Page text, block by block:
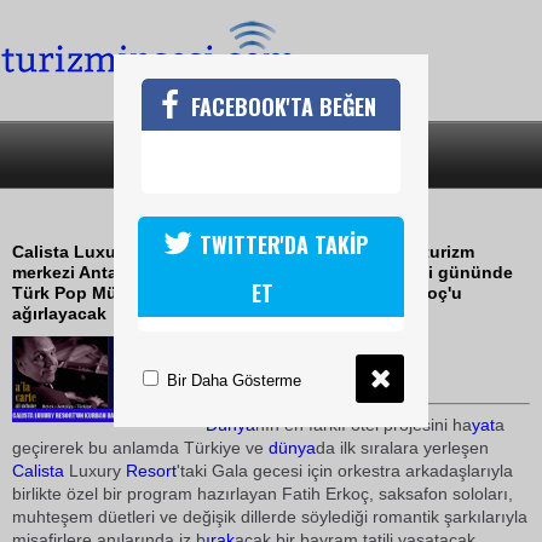
CALİSTA'DA BAYRAMIN YILDIZI
Calista Luxury Resort, Akdeniz sahillerinin gözde turizm
merkezi Antalya Belek'te, Kurban Bayramı'nın ikinci gününde
Türk Pop Müziği'nin başarılı isimlerinden Fatih Erkoç'u
ağırlayacak
TURİZMİN SESİ
Dünyanın en farklı otel projesini hayata
geçirerek bu anlamda Türkiye ve dünyada ilk sıralara yerleşen
Calista Luxury Resort'taki Gala gecesi için orkestra arkadaşlarıyla
birlikte özel bir program hazırlayan Fatih Erkoç, saksafon soloları,
muhteşem düetleri ve değişik dillerde söylediği romantik şarkılarıyla
FACEBOOK'TA BEĞEN
TWITTER'DA TAKİP
ET
Bir Daha Gösterme